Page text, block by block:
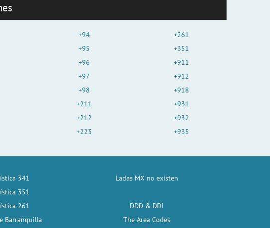
+94
+95
+96
+97
+98
+211
+212
+223
+261
+351
+911
+912
+918
+931
+932
+935
341
351
261
Barranquilla
Ladas MX no existen
DDD & DDI
The Area Codes